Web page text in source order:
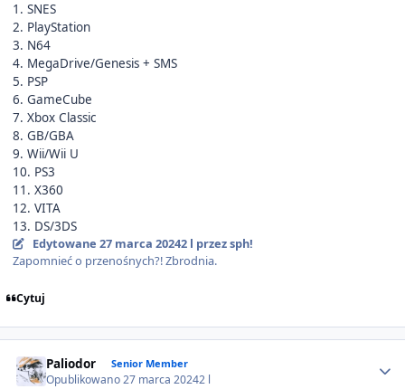
1. SNES
2. PlayStation
3. N64
4. MegaDrive/Genesis + SMS
5. PSP
6. GameCube
7. Xbox Classic
8. GB/GBA
9. Wii/Wii U
10. PS3
11. X360
12. VITA
13. DS/3DS
Edytowane 27 marca 20242 l przez sph!
Zapomnieć o przenośnych?! Zbrodnia.
Cytuj
Paliodor Senior Member
Opublikowano27 marca 20242 l